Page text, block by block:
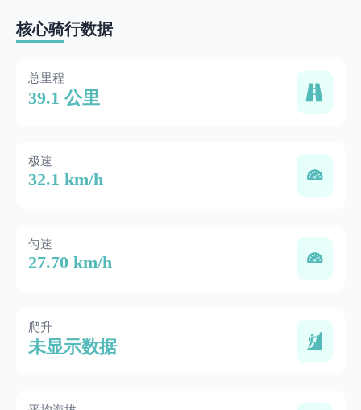
核心骑行数据
总里程
39.1 公里
极速
32.1 km/h
匀速
27.70 km/h
爬升
未显示数据